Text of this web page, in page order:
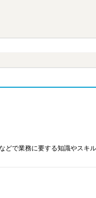
どで業務に要する知識やスキ